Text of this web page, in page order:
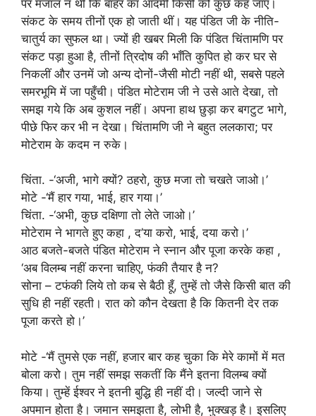
पर मजाल न थी कि बाहर का आदमी किसी को कुछ कह जाए।
संकट के समय तीनों एक हो जाती थीं। यह पंडित जी के नीति-
चातुर्य का सुफल था। ज्यों ही खबर मिली कि पंडित चिंतामणि पर
संकट पड़ा हुआ है, तीनों त्रिदोष की भाँति कुपित हो कर घर से
निकलीं और उनमें जो अन्य दोनों-जैसी मोटी नहीं थी, सबसे पहले
समरभूमि में जा पहुँची। पंडित मोटेराम जी ने उसे आते देखा, तो
समझ गये कि अब कुशल नहीं। अपना हाथ छुड़ा कर बगटुट भागे,
पीछे फिर कर भी न देखा। चिंतामणि जी ने बहुत ललकारा; पर
मोटेराम के कदम न रुके।
चिंता. -‘अजी, भागे क्यों? ठहरो, कुछ मजा तो चखते जाओ।’
मोटे -‘मैं हार गया, भाई, हार गया।’
चिंता. -‘अभी, कुछ दक्षिणा तो लेते जाओ।’
मोटेराम ने भागते हुए कहा , द’या करो, भाई, दया करो।’
आठ बजते-बजते पंडित मोटेराम ने स्नान और पूजा करके कहा ,
‘अब विलम्ब नहीं करना चाहिए, फंकी तैयार है न?
सोना – टफंकी लिये तो कब से बैठी हूँ, तुम्हें तो जैसे किसी बात की
सुधि ही नहीं रहती। रात को कौन देखता है कि कितनी देर तक
पूजा करते हो।’
मोटे -‘मैं तुमसे एक नहीं, हजार बार कह चुका कि मेरे कामों में मत
बोला करो। तुम नहीं समझ सकतीं कि मैंने इतना विलम्ब क्यों
किया। तुम्हें ईश्वर ने इतनी बुद्धि ही नहीं दी। जल्दी जाने से
अपमान होता है। जमान समझता है, लोभी है, भुक्खड़ है। इसलिए